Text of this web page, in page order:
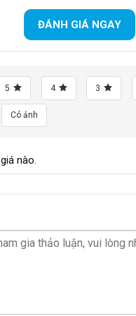
trước được tích hợp trên
dàng. Tay đề L-TWOO
hợp ở phía còn lại của tay
ĐÁNH GIÁ NGAY
5 4 3
Có ảnh
nào.